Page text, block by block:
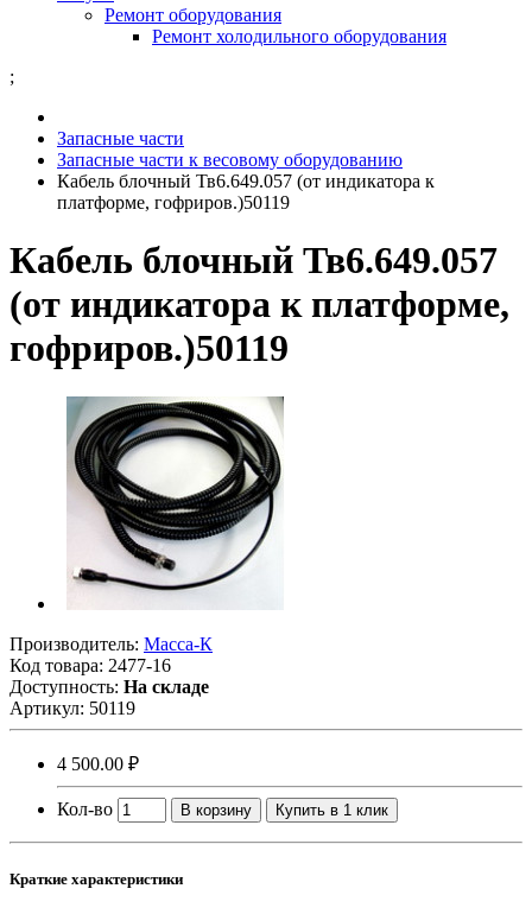
Ремонт оборудования
Ремонт холодильного оборудования
;
Запасные части
Запасные части к весовому оборудованию
Кабель блочный Тв6.649.057 (от индикатора к
платформе, гофриров.)50119
Кабель блочный Тв6.649.057
(от индикатора к платформе,
гофриров.)50119
Производитель: Масса-К
Код товара: 2477-16
Доступность: На складе
Артикул: 50119
4 500.00 ₽
Кол-во В корзину Купить в 1 клик
Краткие характеристики